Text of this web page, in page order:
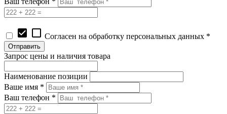
check_box check_box_outline_blank Согласен на обработку персональных данных *
Запрос цены и наличия товара
Наименование позиции
Ваше имя *
Ваш телефон *